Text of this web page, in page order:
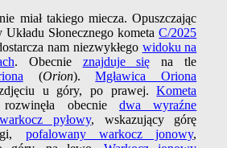
miał takiego miecza. Opuszczając
Układu Słonecznego kometaC/2025
nam niezwykłego widoku na
. Obecnie znajduje się na tle
(Orion).Mgławica Oriona
u góry, po prawej.Kometa
rozwinęła obecnie dwa wyraźne
warkocz pyłowy, wskazujący górę
pofalowany warkocz jonowy,